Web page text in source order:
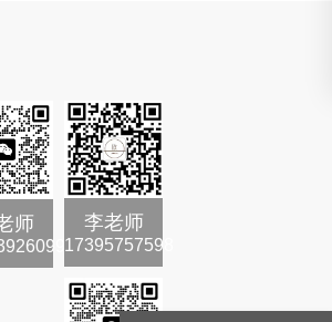
师 李老师
17395757598